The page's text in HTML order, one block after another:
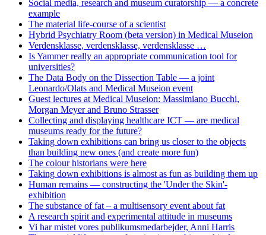
Social media, research and museum curatorship — a concrete
example
The material life-course of a scientist
Hybrid Psychiatry Room (beta version) in Medical Museion
Verdensklasse, verdensklasse, verdensklasse …
Is Yammer really an appropriate communication tool for
universities?
The Data Body on the Dissection Table — a joint
Leonardo/Olats and Medical Museion event
Guest lectures at Medical Museion: Massimiano Bucchi,
Morgan Meyer and Bruno Strasser
Collecting and displaying healthcare ICT — are medical
museums ready for the future?
Taking down exhibitions can bring us closer to the objects
than building new ones (and create more fun)
The colour historians were here
Taking down exhibitions is almost as fun as building them up
Human remains — constructing the 'Under the Skin'-
exhibition
The substance of fat – a multisensory event about fat
A research spirit and experimental attitude in museums
Vi har mistet vores publikumsmedarbejder, Anni Harris